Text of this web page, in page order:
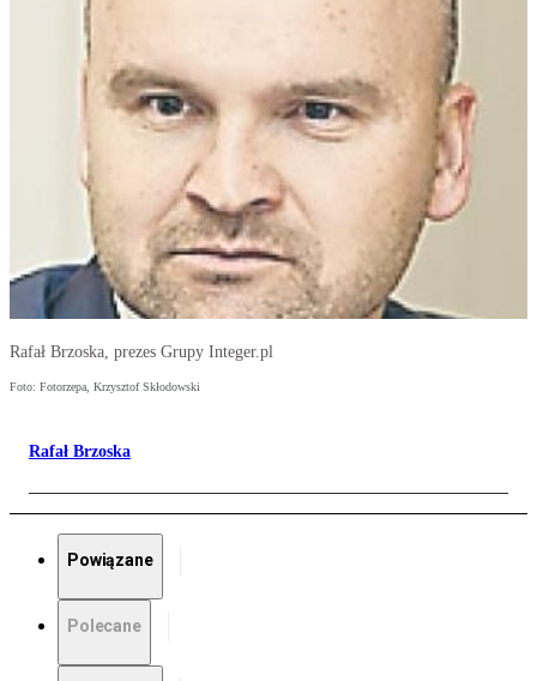
Rafał Brzoska, prezes Grupy Integer.pl
Foto: Fotorzepa, Krzysztof Skłodowski
Rafał Brzoska
Powiązane
Polecane